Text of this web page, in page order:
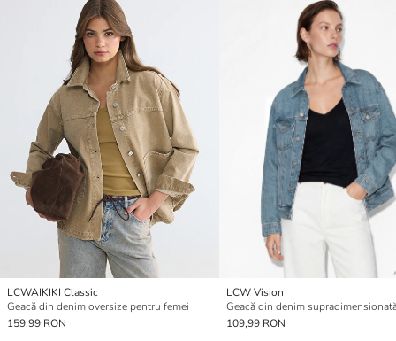
LCWAIKIKI Classic
Geacă din denim oversize pentru femei
159,99 RON
LCW Vision
109,99 RON